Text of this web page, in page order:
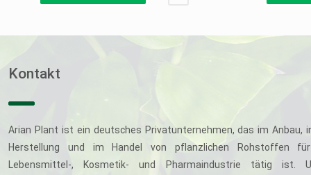
Kontakt
Arian Plant ist ein deutsches Privatunternehmen, das im Anbau,
Herstellung und im Handel von pflanzlichen Rohstoffen
Lebensmittel-, Kosmetik- und Pharmaindustrie tätig ist.